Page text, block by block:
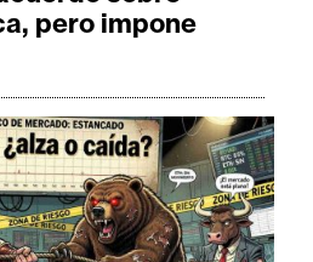
pero impone